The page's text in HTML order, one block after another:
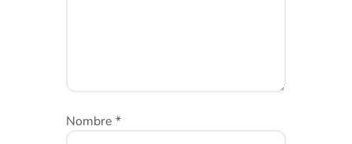
Nombre *